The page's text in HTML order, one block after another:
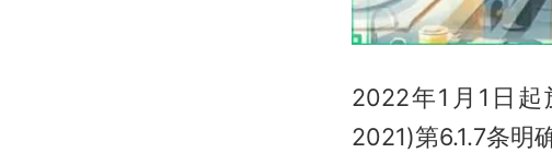
2022年1月1日
2021)第6.1.7条明